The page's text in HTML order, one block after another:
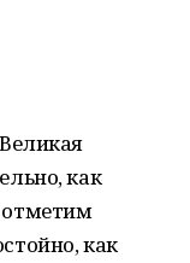
как
отметим
как